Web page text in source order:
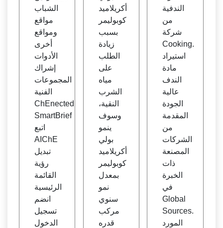
بولي
(ن-أي
زوبرو
بيل أك
ريل أ
ميد)
(PNI
PAM)
جسيم
ات نان
وية ت
ستخد
م مفا
عل ألي
اف كي
متور
مع ن
سبة
عالية
الشباب
مواقع
ومواقع
أخرى
الأدوات
إشراك
المجموعات
الفنية
ChEnected
SmartBrief
اتبع
AIChE
تبديل
رؤية
القائمة
الرئيسية
انضم
تسجيل
الدخول
-2027
| مست
قبل أب
حاث ا
لسوق
أكريلاميد
كوبوليمر
بسبب
زيادة
الطلب
على
مياه
الشرب
النقية،
وسوف
ينمو
بولي
أكريلاميد
كوبوليمر
بمعدل
نمو
سنوي
مركب
قدره
طهي
| الم
صادر
العالم
ية
الندفية
من
شركة
Cooking.
استيراد
مادة
الندف
عالية
الجودة
المقدمة
من
الشركات
المصنعة
ذات
الخبرة
في
Global
Sources.
المورد